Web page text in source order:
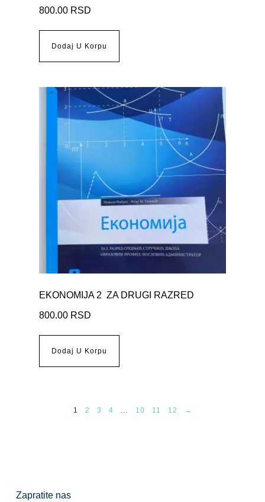
800.00 RSD
Dodaj U Korpu
EKONOMIJA 2 ZA DRUGI RAZRED
800.00 RSD
Dodaj U Korpu
1 2 3 4 … 10 11 12 →
Zapratite nas